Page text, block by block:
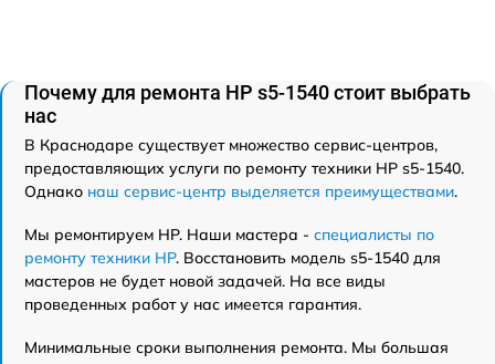
Почему для ремонта HP s5-1540 стоит выбрать
нас
В Краснодаре существует множество сервис-центров,
предоставляющих услуги по ремонту техники HP s5-1540.
Однако наш сервис-центр выделяется преимуществами.
Мы ремонтируем HP. Наши мастера - специалисты по
ремонту техники HP. Восстановить модель s5-1540 для
мастеров не будет новой задачей. На все виды
проведенных работ у нас имеется гарантия.
Минимальные сроки выполнения ремонта. Мы большая